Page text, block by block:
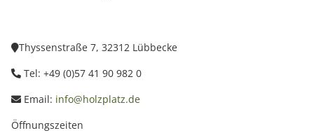
Thyssenstraße 7, 32312 Lübbecke
Tel: +49 (0)57 41 90 982 0
Email: info@holzplatz.de
Öffnungszeiten